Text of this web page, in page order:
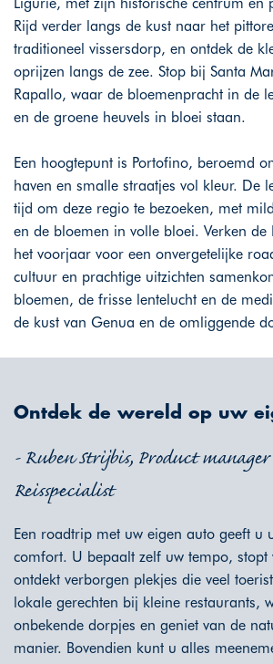
Rijd verder langs de kust naar het
traditioneel vissersdorp, en ontdek de
oprijzen langs de zee. Stop bij Santa
Rapallo, waar de bloemenpracht in de
en de groene heuvels in bloei staan.
Een hoogtepunt is Portofino, beroemd
haven en smalle straatjes vol kleur. De
tijd om deze regio te bezoeken, met
en de bloemen in volle bloei. Verken de
het voorjaar voor een onvergetelijke
cultuur en prachtige uitzichten
bloemen, de frisse lentelucht en de
de kust van Genua en de omliggende
Ontdek de wereld op uw
- Ruben Strijbis, Product
Reisspecialist
Een roadtrip met uw eigen auto geeft u
comfort. U bepaalt zelf uw tempo, stopt
ontdekt verborgen plekjes die veel
lokale gerechten bij kleine restaurants,
onbekende dorpjes en geniet van de
manier. Bovendien kunt u alles